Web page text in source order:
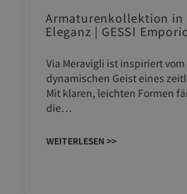
Armaturenkollektion in
Eleganz | GESSI
Via Meravigli ist inspiriert
dynamischen Geist eines
Mit klaren, leichten Formen
die…
WEITERLESEN >>